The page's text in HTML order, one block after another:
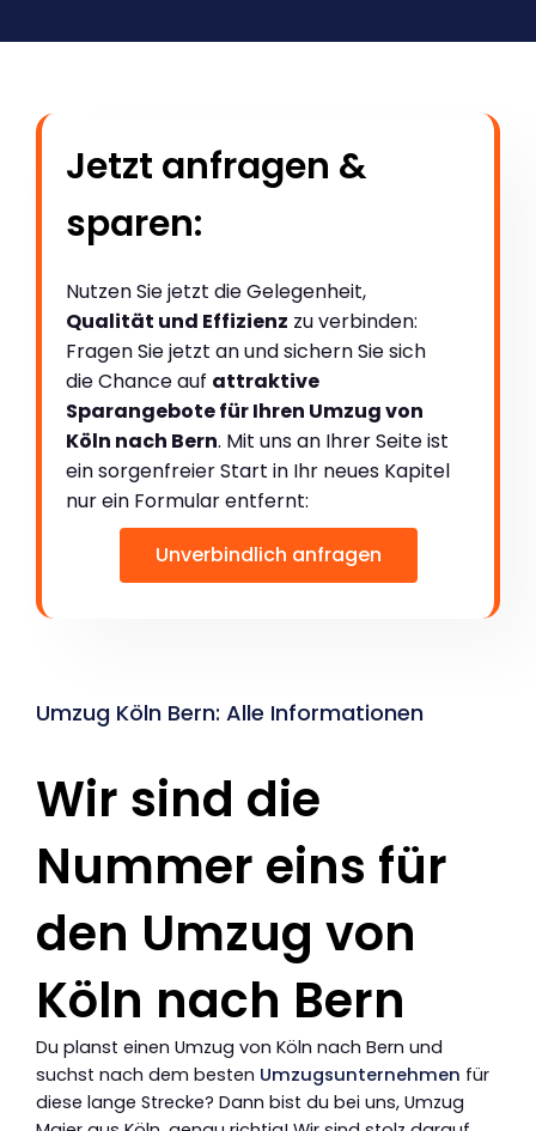
Jetzt anfragen &
sparen:
Nutzen Sie jetzt die Gelegenheit,
Qualität und Effizienz zu verbinden:
Fragen Sie jetzt an und sichern Sie sich
die Chance auf attraktive
Sparangebote für Ihren Umzug von
Köln nach Bern. Mit uns an Ihrer Seite ist
ein sorgenfreier Start in Ihr neues Kapitel
nur ein Formular entfernt:
Unverbindlich anfragen
Umzug Köln Bern: Alle Informationen
Wir sind die
Nummer eins für
den Umzug von
Köln nach Bern
Du planst einen Umzug von Köln nach Bern und
suchst nach dem besten Umzugsunternehmen für
diese lange Strecke? Dann bist du bei uns, Umzug